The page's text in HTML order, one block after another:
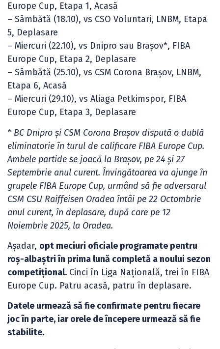
Europe Cup, Etapa 1, Acasă
– Sâmbătă (18.10), vs CSO Voluntari, LNBM, Etapa
5, Deplasare
– Miercuri (22.10), vs Dnipro sau Brașov*, FIBA
Europe Cup, Etapa 2, Deplasare
– Sâmbătă (25.10), vs CSM Corona Brașov, LNBM,
Etapa 6, Acasă
– Miercuri (29.10), vs Aliaga Petkimspor, FIBA
Europe Cup, Etapa 3, Deplasare
* BC Dnipro și CSM Corona Brașov dispută o dublă
eliminatorie în turul de calificare FIBA Europe Cup.
Ambele partide se joacă la Brașov, pe 24 și 27
Septembrie anul curent. Învingătoarea va ajunge în
grupele FIBA Europe Cup, urmând să fie adversarul
CSM CSU Raiffeisen Oradea întâi pe 22 Octombrie
anul curent, în deplasare, după care pe 12
Noiembrie 2025, la Oradea.
Așadar, opt meciuri oficiale programate pentru
roș-albaștri în prima lună completă a noului sezon
competițional. Cinci în Liga Națională, trei în FIBA
Europe Cup. Patru acasă, patru în deplasare.
Datele urmează să fie confirmate pentru fiecare
joc în parte, iar orele de începere urmează să fie
stabilite.